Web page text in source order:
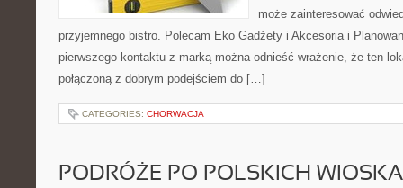
może zainteresować
przyjemnego bistro. Polecam Eko Gadżety i Akcesoria i
pierwszego kontaktu z marką można odnieść wrażenie, że ten
połączoną z dobrym podejściem do […]
CATEGORIES: CHORWACJA
PODRÓŻE PO POLSKICH